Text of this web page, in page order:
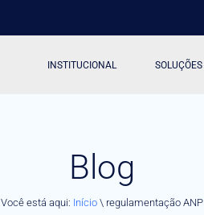
INSTITUCIONAL SOLUÇÕES
Blog
Você está aqui: Início \ regulamentação ANP